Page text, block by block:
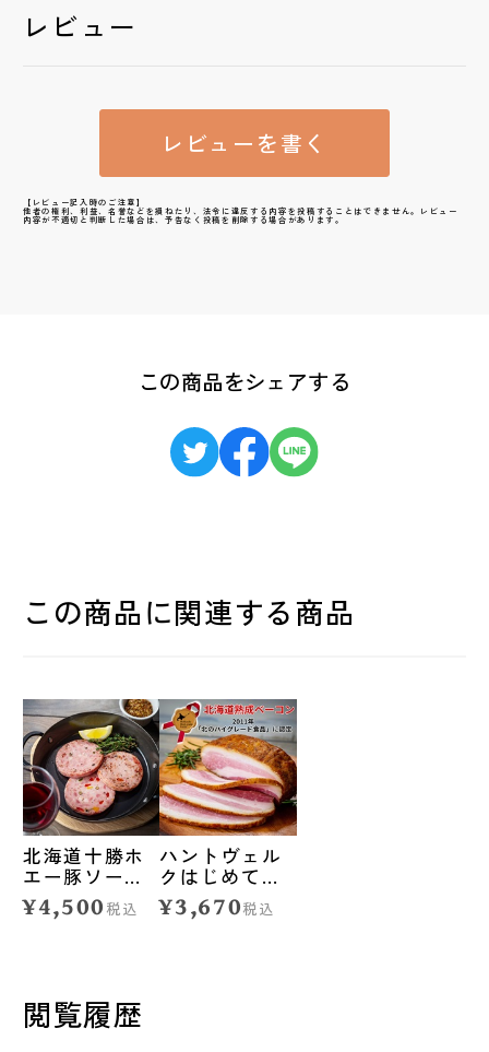
レビュー
レビューを書く
【レビュー記入時のご注意】
他者の権利、利益、名誉などを損ねたり、法令に違反する内容を投稿することはできません。レビュー
内容が不適切と判断した場合は、予告なく投稿を削除する場合があります。
この商品をシェアする
この商品に関連する商品
北海道十勝ホ
エー豚ソーセ
ージ満喫セッ
ト◆ハントヴ
¥4,500 税込
ハントヴェル
クはじめてさ
んセット◆ハ
ントヴェルク
¥3,670税込
閲覧履歴